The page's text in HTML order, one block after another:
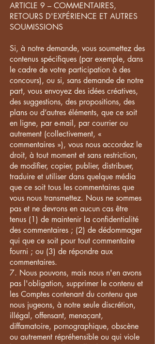
ARTICLE 9 – COMMENTAIRES,
RETOURS D'EXPÉRIENCE ET AUTRES
SOUMISSIONS
Si, à notre demande, vous soumettez des
contenus spécifiques (par exemple, dans
le cadre de votre participation à des
concours), ou si, sans demande de notre
part, vous envoyez des idées créatives,
des suggestions, des propositions, des
plans ou d’autres éléments, que ce soit
en ligne, par e-mail, par courrier ou
autrement (collectivement, «
commentaires »), vous nous accordez le
droit, à tout moment et sans restriction,
de modifier, copier, publier, distribuer,
traduire et utiliser dans quelque média
que ce soit tous les commentaires que
vous nous transmettez. Nous ne sommes
pas et ne devrons en aucun cas être
tenus (1) de maintenir la confidentialité
des commentaires ; (2) de dédommager
qui que ce soit pour tout commentaire
fourni ; ou (3) de répondre aux
commentaires.
7. Nous pouvons, mais nous n'en avons
pas l'obligation, supprimer le contenu et
les Comptes contenant du contenu que
nous jugeons, à notre seule discrétion,
illégal, offensant, menaçant,
diffamatoire, pornographique, obscène
ou autrement répréhensible ou qui viole